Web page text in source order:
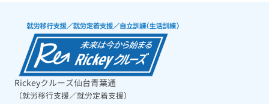
Rickeyクルーズ仙台青葉通
（就労移行支援／就労定着支援）